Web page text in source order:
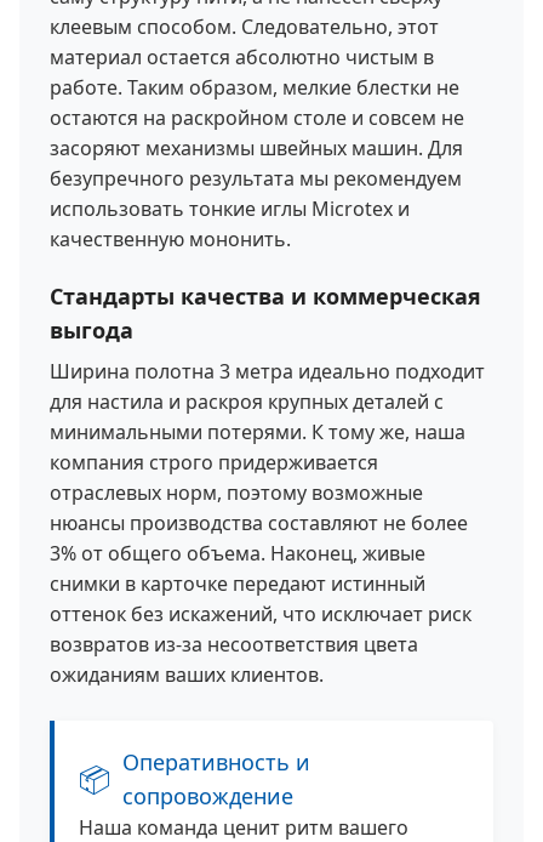
клеевым способом. Следовательно, этот
материал остается абсолютно чистым в
работе. Таким образом, мелкие блестки не
остаются на раскройном столе и совсем не
засоряют механизмы швейных машин. Для
безупречного результата мы рекомендуем
использовать тонкие иглы Microtex и
качественную мононить.
Стандарты качества и коммерческая
выгода
Ширина полотна 3 метра идеально подходит
для настила и раскроя крупных деталей с
минимальными потерями. К тому же, наша
компания строго придерживается
отраслевых норм, поэтому возможные
нюансы производства составляют не более
3% от общего объема. Наконец, живые
снимки в карточке передают истинный
оттенок без искажений, что исключает риск
возвратов из-за несоответствия цвета
ожиданиям ваших клиентов.
📦 Оперативность и
сопровождение
Наша команда ценит ритм вашего